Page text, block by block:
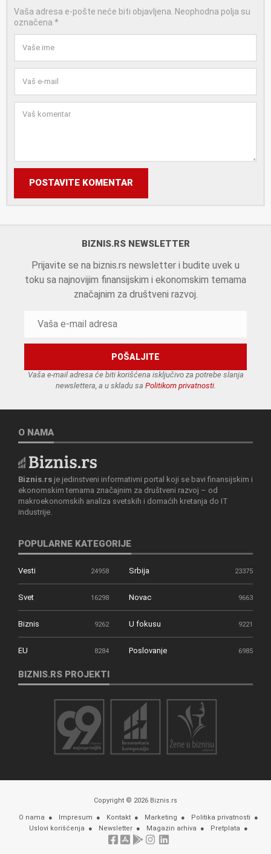
Vaša adresa e-pošte neće biti objavljena. Neophodna polja su
označena *
POSTAVITE KOMENTAR
BIZNIS.RS NEWSLETTER
Prijavite se na biznis.rs newsletter i budite uvek u
toku sa najnovijim finansijskim i ekonomskim temama
značajnim za društveni razvoj.
Vaša e-mail adresa će biti korišćena isključivo za potrebe slanja
newslettera, a u skladu sa Politikom privatnosti.
O NAMA
Biznis.rs je jedinstveni informativni portal koji se bavi finansijskim i
ekonomskim temama značajnim za društveni razvoj – od
makroekonomskih analiza svetskih i domaćih kretanja do IT
industrije.
POPULARNE KATEGORIJE
Vesti 24958 Srbija 23375
Svet 16298 Novac 9663
Biznis 9262 U fokusu 9221
EU 8284 Poslovanje 6985
BIZNIS.RS PROJEKTI
Copyright © 2026 Biznis.rs
O nama Impresum Kontakt Marketing
Politika privatnosti
Uslovi korišćenja
Newsletter Magazin arhiva Pretplata